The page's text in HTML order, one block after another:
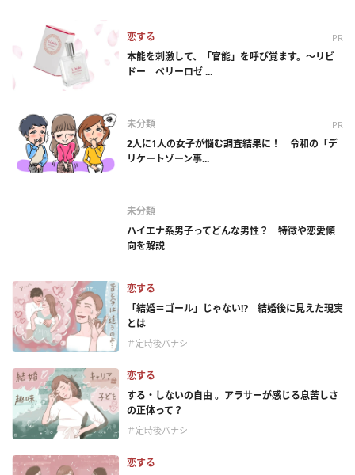
恋する PR
本能を刺激して、「官能」を呼び覚ます。～リビ
ドー ベリーロゼ ...
未分類 PR
2人に1人の女子が悩む調査結果に！ 令和の「デ
リケートゾーン事...
未分類
ハイエナ系男子ってどんな男性？ 特徴や恋愛傾
向を解説
恋する
「結婚＝ゴール」じゃない⁉ 結婚後に見えた現実
とは
＃定時後バナシ
恋する
する・しないの自由 。アラサーが感じる息苦しさ
の正体って？
＃定時後バナシ
恋する